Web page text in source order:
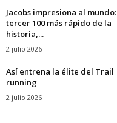
Jacobs impresiona al mundo:
tercer 100 más rápido de la
historia,...
2 julio 2026
Así entrena la élite del Trail
running
2 julio 2026